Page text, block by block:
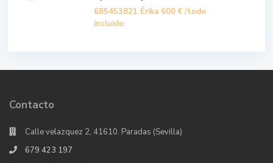
685453821 Érika 600 € /todo
incluido
Contacto
Calle velazquez 2, 41610. Paradas (Sevilla)
679 423 197